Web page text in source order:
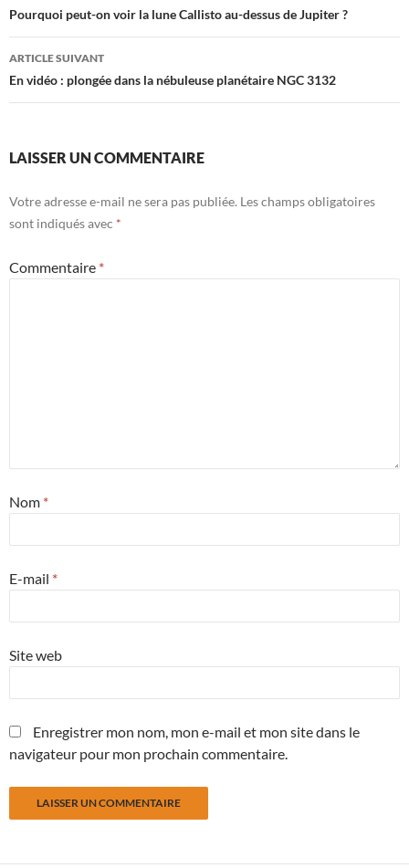
des
articles
Pourquoi peut-on voir la lune Callisto au-dessus de Jupiter ?
ARTICLE SUIVANT
En vidéo : plongée dans la nébuleuse planétaire NGC 3132
LAISSER UN COMMENTAIRE
Votre adresse e-mail ne sera pas publiée. Les champs obligatoires
sont indiqués avec *
Commentaire *
Nom *
E-mail *
Site web
Enregistrer mon nom, mon e-mail et mon site dans le
navigateur pour mon prochain commentaire.